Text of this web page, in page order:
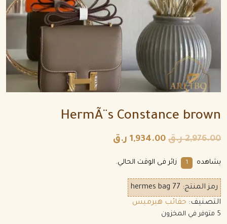
HermÃ¨s Constance brown
2,976.00 ر.ق 1,934.00 ر.ق
يشاهده 6 زائر فى الوقت الحالي.
رمز المنتج: hermes bag 77
التصنيف: حقائب هيرميس
5 متوفر في المخزون